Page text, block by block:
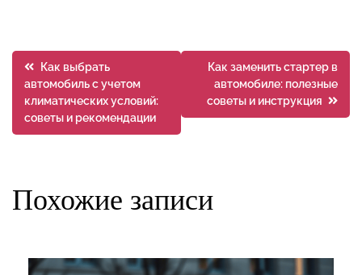
Навигация
по
записям
Как выбрать
автомобиль с учетом
климатических условий:
советы и рекомендации
Как заменить стартер в
автомобиле: полезные
советы и инструкция
Похожие записи